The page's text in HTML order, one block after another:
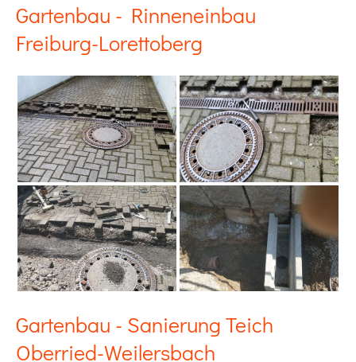
Gartenbau - Rinneneinbau
Freiburg-Lorettoberg
Gartenbau - Sanierung Teich
Oberried-Weilersbach